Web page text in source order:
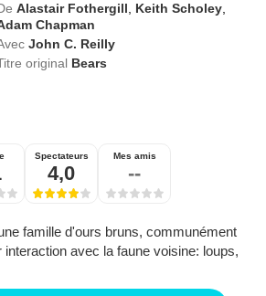
Alastair Fothergill, Keith Scholey,
Chapman
John C. Reilly
original Bears
Spectateurs
4,0
Mes amis
--
famille d'ours bruns, communément
avec la faune voisine: loups,